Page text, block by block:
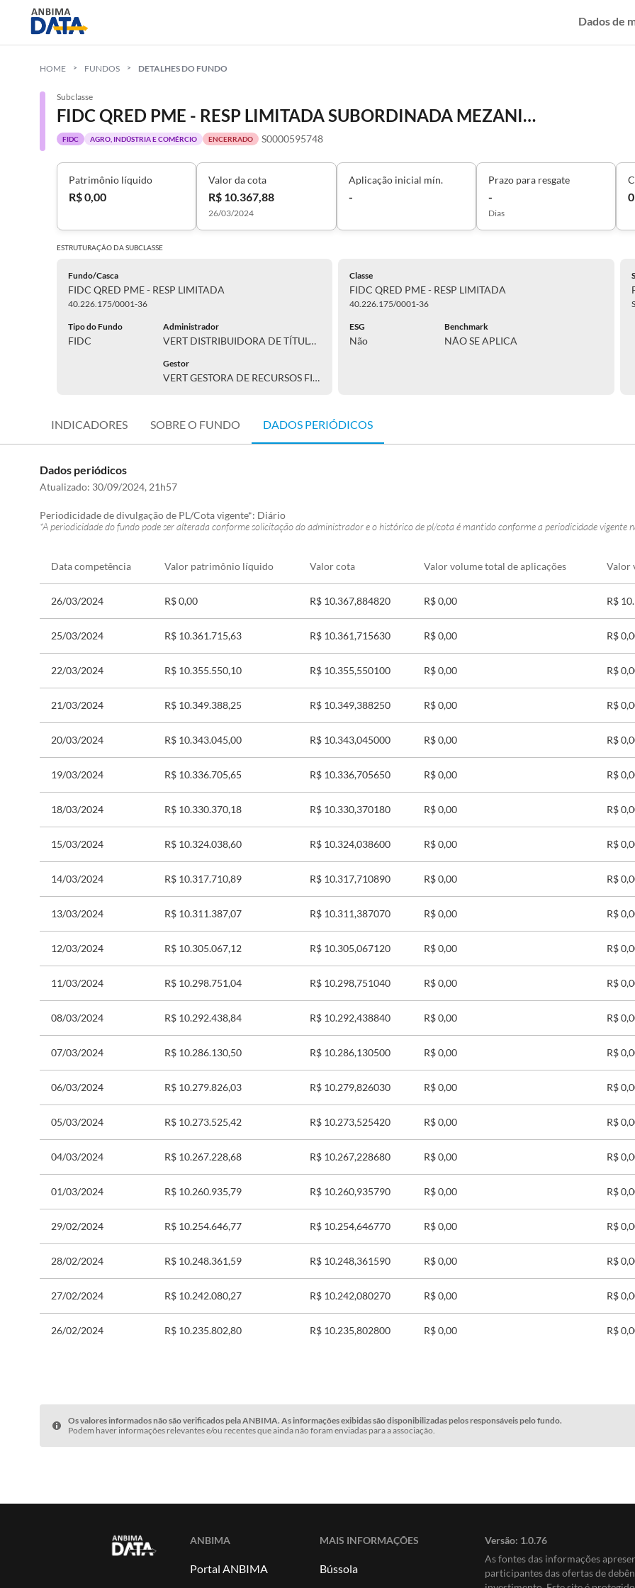
Dados de
HOME FUNDOS DETALHES DO FUNDO
Subclasse
FIDC QRED PME - RESP LIMITADA SUBORDINADA MEZANINO
FIDC AGRO, INDÚSTRIA E COMÉRCIO ENCERRADO S0000595748
Patrimônio líquido
R$ 0,00
Valor da cota
R$ 10.367,88
26/03/2024
Aplicação inicial mín.
-
Prazo para resgate
-
Dias
0
ESTRUTURAÇÃO DASUBCLASSE
Fundo/Casca
FIDC QRED PME - RESP LIMITADA
40.226.175/0001-36
Tipo do Fundo
FIDC
Administrador
VERT DISTRIBUIDORA DE TÍTULOS E VALORES MOBILIÁRIOS LTD
Gestor
VERT GESTORA DE RECURSOS FINANCEIROS LTDA.
Classe
FIDC QRED PME - RESP LIMITADA
40.226.175/0001-36
ESG
Não
Benchmark
NÃO SE APLICA
INDICADORES SOBRE O FUNDO DADOS PERIÓDICOS
Dados periódicos
Atualizado: 30/09/2024, 21h57
Periodicidade de divulgação de PL/Cota vigente*: Diário
*A periodicidade do fundo pode ser alterada conforme solicitação do administrador e o histórico de pl/cota é mantido conforme a periodicidade vigente
Data competência Valor patrimônio líquido Valor cota Valor volume total de aplicações Valor
26/03/2024 R$ 0,00 R$ 10.367,884820 R$ 0,00 R$
25/03/2024 R$ 10.361.715,63 R$ 10.361,715630 R$ 0,00 R$
22/03/2024 R$ 10.355.550,10 R$ 10.355,550100 R$ 0,00 R$
21/03/2024 R$ 10.349.388,25 R$ 10.349,388250 R$ 0,00 R$
20/03/2024 R$ 10.343.045,00 R$ 10.343,045000 R$ 0,00 R$
19/03/2024 R$ 10.336.705,65 R$ 10.336,705650 R$ 0,00 R$
18/03/2024 R$ 10.330.370,18 R$ 10.330,370180 R$ 0,00 R$
15/03/2024 R$ 10.324.038,60 R$ 10.324,038600 R$ 0,00 R$
14/03/2024 R$ 10.317.710,89 R$ 10.317,710890 R$ 0,00 R$
13/03/2024 R$ 10.311.387,07 R$ 10.311,387070 R$ 0,00 R$
12/03/2024 R$ 10.305.067,12 R$ 10.305,067120 R$ 0,00 R$
11/03/2024 R$ 10.298.751,04 R$ 10.298,751040 R$ 0,00 R$
08/03/2024 R$ 10.292.438,84 R$ 10.292,438840 R$ 0,00 R$
07/03/2024 R$ 10.286.130,50 R$ 10.286,130500 R$ 0,00 R$
06/03/2024 R$ 10.279.826,03 R$ 10.279,826030 R$ 0,00 R$
05/03/2024 R$ 10.273.525,42 R$ 10.273,525420 R$ 0,00 R$
04/03/2024 R$ 10.267.228,68 R$ 10.267,228680 R$ 0,00 R$
01/03/2024 R$ 10.260.935,79 R$ 10.260,935790 R$ 0,00 R$
29/02/2024 R$ 10.254.646,77 R$ 10.254,646770 R$ 0,00 R$
28/02/2024 R$ 10.248.361,59 R$ 10.248,361590 R$ 0,00 R$
27/02/2024 R$ 10.242.080,27 R$ 10.242,080270 R$ 0,00 R$
26/02/2024 R$ 10.235.802,80 R$ 10.235,802800 R$ 0,00 R$
Os valores informados não são verificados pela ANBIMA. As informações exibidas são disponibilizadas pelos responsáveis pelo fundo.
Podem haver informações relevantes e/ou recentes que ainda não foram enviadas para a associação.
ANBIMA
Portal ANBIMA
MAIS INFORMAÇÕES
Bússola
Versão: 1.0.76
As fontes das informações
participantes das ofertas de